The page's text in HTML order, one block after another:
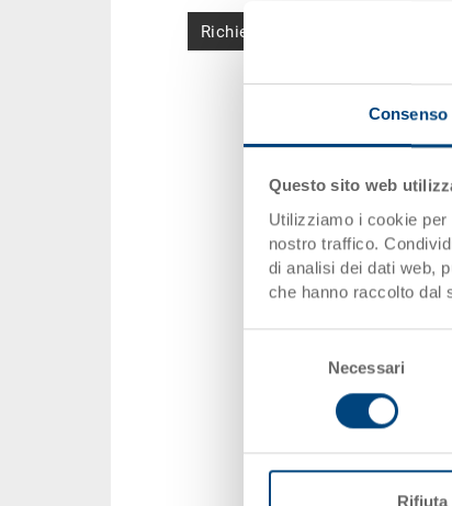
Consenso
Questo sito web
Utilizziamo i cookie
nostro traffico.
di analisi dei dati web,
che hanno raccolto dal
Necessari
Rifiuta
Richiedi offerta